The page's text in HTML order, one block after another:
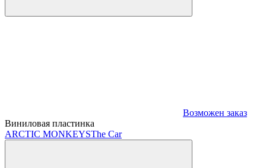
Возможен заказ
Виниловая пластинка
ARCTIC MONKEYSThe Car